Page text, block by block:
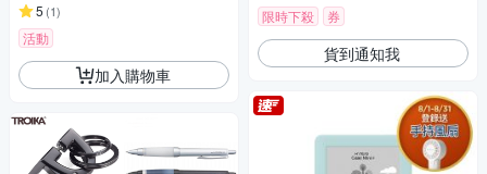
5 (1)
活動
加入購物車
限時下殺 券
貨到通知我